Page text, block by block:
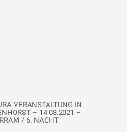
VERANSTALTUNG IN
– 14.08.2021 –
/ 6. NACHT